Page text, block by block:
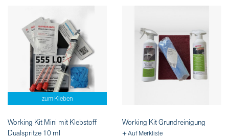
zum Kleben
Working Kit Mini mit Klebstoff
Dualspritze 10 ml
Working Kit Grundreinigung
+ Auf Merkliste